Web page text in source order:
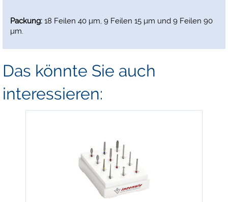
Packung: 18 Feilen 40 μm, 9 Feilen 15 μm und 9 Feilen 90
μm.
Das könnte Sie auch
interessieren: